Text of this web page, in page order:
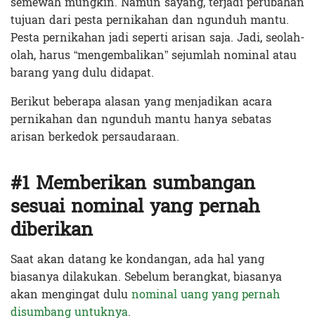
tujuan dari pesta pernikahan dan ngunduh mantu.
Pesta pernikahan jadi seperti arisan saja. Jadi, seolah-
olah, harus “mengembalikan” sejumlah nominal atau
barang yang dulu didapat.
Berikut beberapa alasan yang menjadikan acara
pernikahan dan ngunduh mantu hanya sebatas
arisan berkedok persaudaraan.
#1 Memberikan sumbangan
sesuai nominal yang pernah
diberikan
Saat akan datang ke kondangan, ada hal yang
biasanya dilakukan. Sebelum berangkat, biasanya
akan mengingat dulunominal uang yang pernah
disumbang untuknya.